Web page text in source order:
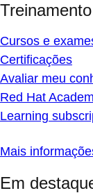
Cursos e
Certificações
Avaliar meu
Red Hat
Learning
Mais
Em